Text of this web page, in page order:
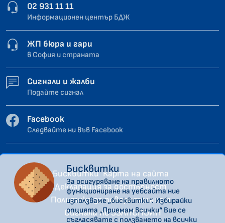
02 931 11 11
Информационен център БДЖ
ЖП бюра и гари
в София и страната
Сигнали и жалби
Подайте сигнал
Facebook
Следвайте ни във Facebook
Бисквитки Карта на сайта
Декларация за достъпност
Политика за поверителност
Сигнали по ЗЗЛПСПОИН
Бисквитки
За осигуряване на правилното
функциониране на уебсайта ние
използваме „бисквитки“. Избирайки
опцията „Приемам всички“ Вие се
съгласявате с ползването на всички